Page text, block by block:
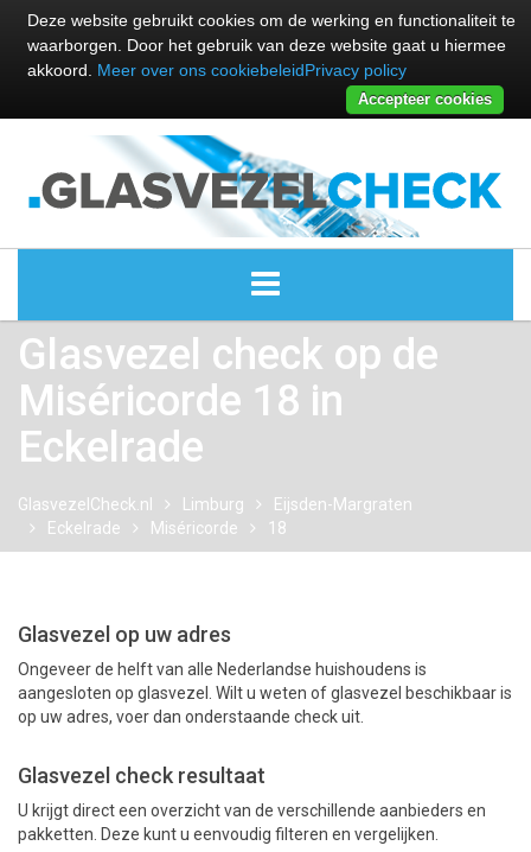
ALLE GLASVEZEL PROVIDERS
GLASVEZEL PROVIDERS
GLASVEZEL ALTERNATIEVEN
Glasvezel check op de
Miséricorde 18 in
Eckelrade
GlasvezelCheck.nl Limburg
Eijsden-Margraten
Eckelrade
Miséricorde 18
Glasvezel op uw adres
Ongeveer de helft van alle Nederlandse huishoudens is
aangesloten op glasvezel. Wilt u weten of glasvezel beschikbaar is
op uw adres, voer dan onderstaande check uit.
Glasvezel check resultaat
U krijgt direct een overzicht van de verschillende aanbieders en
pakketten. Deze kunt u eenvoudig filteren en vergelijken.
Deze website gebruikt cookies om de werking en functionaliteit te
waarborgen. Door het gebruik van deze website gaat u hiermee
akkoord. Meer over ons cookiebeleidPrivacy policy
Accepteer cookies